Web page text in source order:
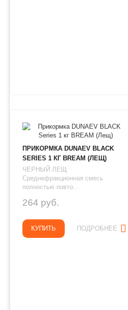
ПРИКОРМКА DUNAEV BLACK
SERIES 1 КГ BREAM (ЛЕЩ)
ЧЕРНЫЙ ЛЕЩ
Среднефракционная смесь
полностью повто...
264 руб.
КУПИТЬ ПОДРОБНЕЕ